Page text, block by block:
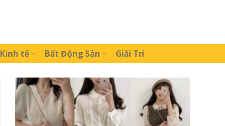
Kinh tế Bất Động Sản Giải Trí